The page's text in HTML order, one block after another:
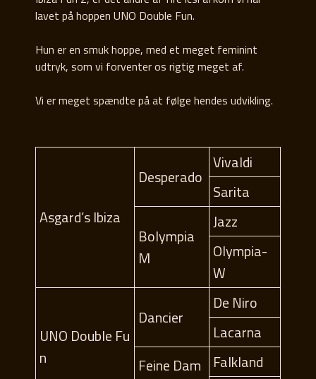
lavet på hoppen UNO Double Fun.
Hun er en smuk hoppe, med et meget feminint
udtryk, som vi forventer os rigtig meget af.
Vi er meget spændte på at følge hendes udvikling.
Asgard’s Ibiza
Desperado
Vivaldi
Sarita
Bolympia
M
Jazz
Olympia-
W
UNO Double Fu
n
Dancier
De Niro
Lacarna
Feine Dam
Falkland